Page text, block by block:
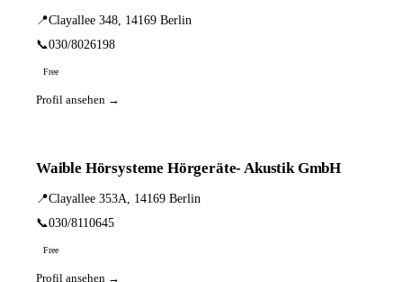
📍Clayallee 348, 14169 Berlin
📞030/8026198
Free
Profil ansehen →
Waible Hörsysteme Hörgeräte- Akustik GmbH
📍Clayallee 353A, 14169 Berlin
📞030/8110645
Free
Profil ansehen →